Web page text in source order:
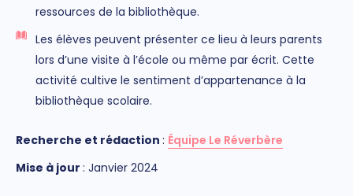
ressources de la bibliothèque.
Les élèves peuvent présenter ce lieu à leurs parents
lors d’une visite à l’école ou même par écrit. Cette
activité cultive le sentiment d’appartenance à la
bibliothèque scolaire.
Recherche et rédaction : Équipe Le Réverbère
Mise à jour : Janvier 2024